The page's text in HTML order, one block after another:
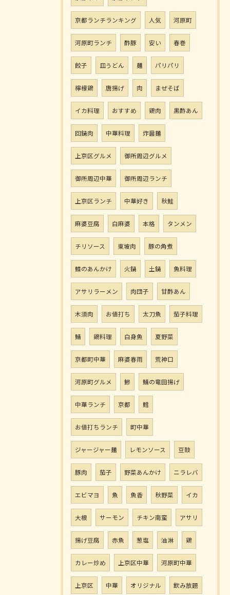
京都ランチランキング 人気 河原町
河原町ランチ 酢豚 安い 春巻
餃子 皿うどん 麺 パリパリ
檸檬鶏 唐揚げ 肉 まぜそば
イカ料理 おすすめ 鶏肉 黒酢あん
回鍋肉 中華料理 炸醤麺
上京区グルメ 御所周辺グルメ
御所周辺中華 御所周辺ランチ
上京区ランチ 中華好き 秋鮭
麻婆豆腐 白麻婆 本格 タンメン
チリソース 東坡肉 豚の角煮
鰈のあんかけ 火鍋 土鍋 魚料理
アサリラーメン 肉団子 甘酢あん
木須肉 お値打ち 太刀魚 茄子料理
鯖 鶏料理 白身魚 夏野菜
京都町中華 麻婆春雨 荒神口
河原町グルメ 鯵 鯖の竜田揚げ
中華ランチ 京都 鱈
お値打ちランチ 町中華
ジャージャー麺 レモンソース 豆鼓
豚肉 茄子 野菜あんかけ ニラレバ
エビマヨ 魚 魚香 秋野菜 イカ
大根 サーモン チキン南蛮 アサリ
揚げ豆腐 赤魚 葱塩 油淋 鶏
カレー炒め 上京区中華 河原町中華
上京区 中華 オリジナル 飲み放題